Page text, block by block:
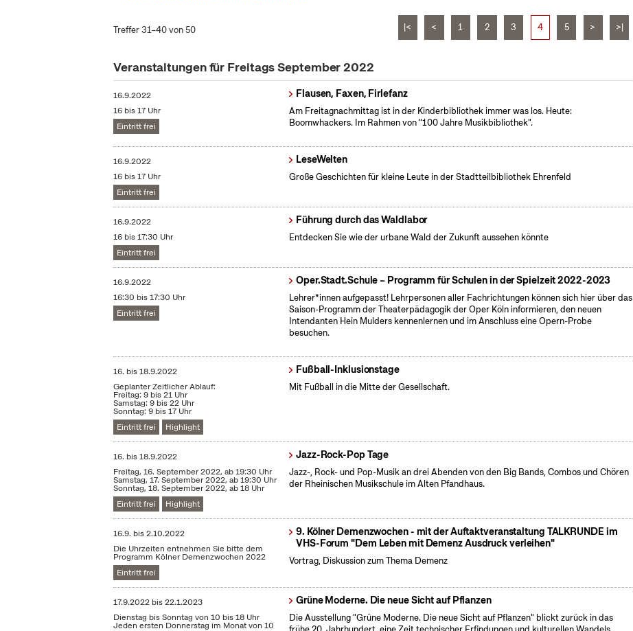
Treffer 31–40 von 50 |< < 1 2 3 4 5 > >|
Veranstaltungen für Freitags September 2022
16.9.2022
16 bis 17 Uhr
Eintritt frei
Flausen, Faxen, Firlefanz
Am Freitagnachmittag ist in der Kinderbibliothek immer was los. Heute:
Boomwhackers. Im Rahmen von "100 Jahre Musikbibliothek".
16.9.2022
16 bis 17 Uhr
Eintritt frei
LeseWelten
Große Geschichten für kleine Leute in der Stadtteilbibliothek Ehrenfeld
16.9.2022
16 bis 17:30 Uhr
Eintritt frei
Führung durch das Waldlabor
Entdecken Sie wie der urbane Wald der Zukunft aussehen könnte
16.9.2022
16:30 bis 17:30 Uhr
Eintritt frei
Oper.Stadt.Schule – Programm für Schulen in der Spielzeit 2022-2023
Lehrer*innen aufgepasst! Lehrpersonen aller Fachrichtungen können sich hier über das
Saison-Programm der Theaterpädagogik der Oper Köln informieren, den neuen
Intendanten Hein Mulders kennenlernen und im Anschluss eine Opern-Probe
besuchen.
16. bis18.9.2022
Geplanter Zeitlicher Ablauf:
Freitag: 9 bis 21 Uhr
Samstag: 9 bis 22 Uhr
Sonntag: 9 bis 17 Uhr
Eintritt frei
Highlight
Fußball-Inklusionstage
Mit Fußball in die Mitte der Gesellschaft.
16. bis18.9.2022
Freitag, 16. September 2022, ab 19:30 Uhr
Samstag, 17. September 2022, ab 19:30 Uhr
Sonntag, 18. September 2022, ab 18 Uhr
Eintritt frei
Highlight
Jazz-Rock-Pop Tage
Jazz-, Rock- und Pop-Musik an drei Abenden von den Big Bands, Combos und Chören
der Rheinischen Musikschule im Alten Pfandhaus.
16.9. bis2.10.2022
Die Uhrzeiten entnehmen Sie bitte dem
Programm Kölner Demenzwochen 2022
Eintritt frei
9. Kölner Demenzwochen - mit der Auftaktveranstaltung TALKRUNDE im
VHS-Forum "Dem Leben mit Demenz Ausdruck verleihen"
Vortrag, Diskussion zum Thema Demenz
17.9.2022 bis22.1.2023
Dienstag bis Sonntag von 10 bis 18 Uhr
Jeden ersten Donnerstag im Monat von 10
Grüne Moderne. Die neue Sicht auf Pflanzen
Die Ausstellung "Grüne Moderne. Die neue Sicht auf Pflanzen" blickt zurück in das